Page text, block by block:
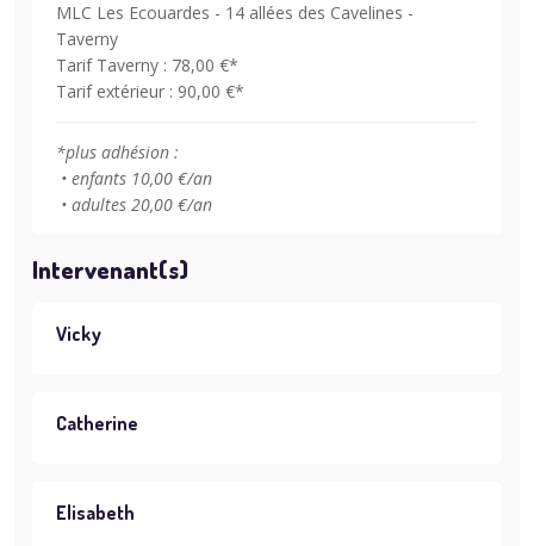
MLC Les Ecouardes - 14 allées des Cavelines -
Taverny
Tarif Taverny : 78,00 €*
Tarif extérieur : 90,00 €*
*plus adhésion :
• enfants 10,00 €/an
• adultes 20,00 €/an
Intervenant(s)
Vicky
Catherine
Elisabeth